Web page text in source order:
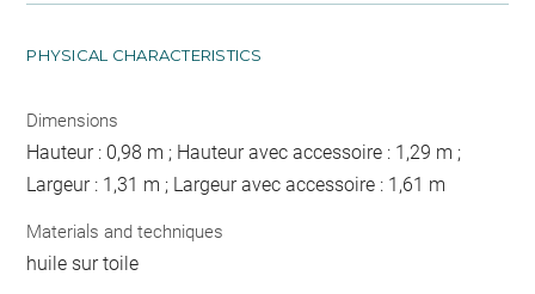
PHYSICAL CHARACTERISTICS
Dimensions
Hauteur : 0,98 m ; Hauteur avec accessoire : 1,29 m ;
Largeur : 1,31 m ; Largeur avec accessoire : 1,61 m
Materials and techniques
huile sur toile